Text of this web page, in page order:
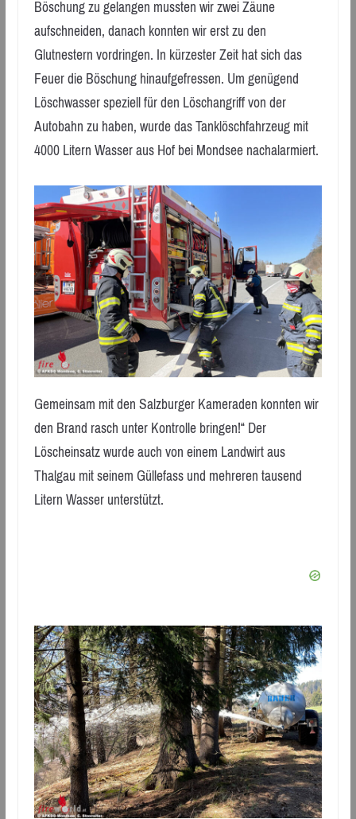
Böschung zu gelangen mussten wir zwei Zäune
aufschneiden, danach konnten wir erst zu den
Glutnestern vordringen. In kürzester Zeit hat sich das
Feuer die Böschung hinaufgefressen. Um genügend
Löschwasser speziell für den Löschangriff von der
Autobahn zu haben, wurde das Tanklöschfahrzeug mit
4000 Litern Wasser aus Hof bei Mondsee nachalarmiert.
Gemeinsam mit den Salzburger Kameraden konnten wir
den Brand rasch unter Kontrolle bringen!“ Der
Löscheinsatz wurde auch von einem Landwirt aus
Thalgau mit seinem Güllefass und mehreren tausend
Litern Wasser unterstützt.